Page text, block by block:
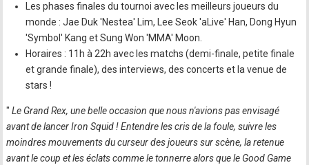
Les phases finales du tournoi avec les meilleurs joueurs du
monde : Jae Duk 'Nestea' Lim, Lee Seok 'aLive' Han, Dong Hyun
'Symbol' Kang et Sung Won 'MMA' Moon.
Horaires : 11h à 22h avec les matchs (demi-finale, petite finale
et grande finale), des interviews, des concerts et la venue de
stars !
" Le Grand Rex, une belle occasion que nous n'avions pas envisagé
avant de lancer Iron Squid ! Entendre les cris de la foule, suivre les
moindres mouvements du curseur des joueurs sur scène, la retenue
avant le coup et les éclats comme le tonnerre alors que le Good Game